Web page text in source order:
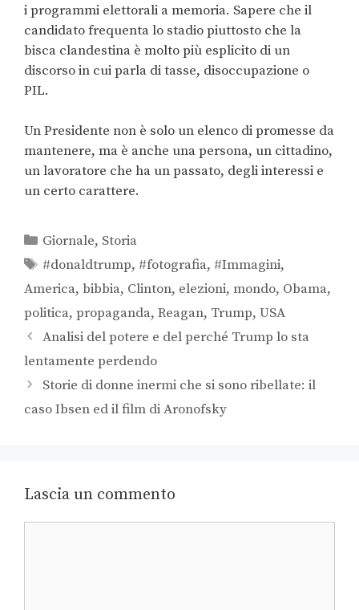
i programmi elettorali a memoria. Sapere che il
candidato frequenta lo stadio piuttosto che la
bisca clandestina è molto più esplicito di un
discorso in cui parla di tasse, disoccupazione o
PIL.
Un Presidente non è solo un elenco di promesse da
mantenere, ma è anche una persona, un cittadino,
un lavoratore che ha un passato, degli interessi e
un certo carattere.
Giornale, Storia
#donaldtrump, #fotografia, #Immagini,
America, bibbia, Clinton, elezioni, mondo, Obama,
politica, propaganda, Reagan, Trump, USA
Analisi del potere e del perché Trump lo sta
lentamente perdendo
Storie di donne inermi che si sono ribellate: il
caso Ibsen ed il film di Aronofsky
Lascia un commento